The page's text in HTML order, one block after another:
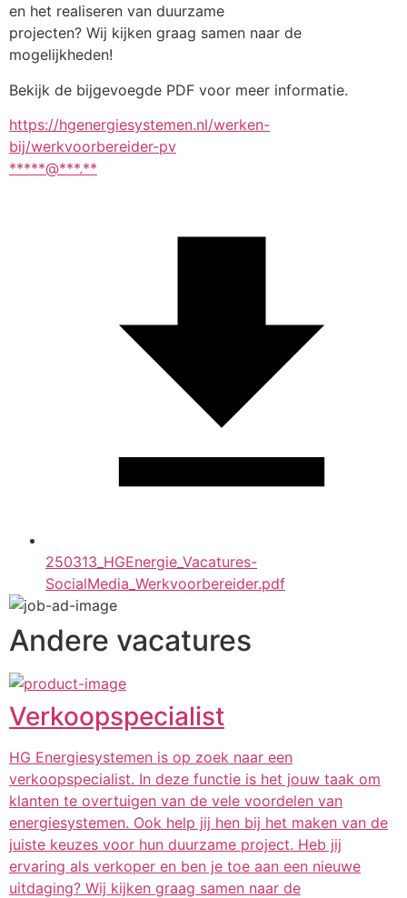
en het realiseren van duurzame
projecten? Wij kijken graag samen naar de
mogelijkheden!
Bekijk de bijgevoegde PDF voor meer informatie.
https://hgenergiesystemen.nl/werken-
bij/werkvoorbereider-pv
*****@***.**
250313_HGEnergie_Vacatures-
SocialMedia_Werkvoorbereider.pdf
Andere vacatures
Verkoopspecialist
HG Energiesystemen is op zoek naar een
verkoopspecialist. In deze functie is het jouw taak om
klanten te overtuigen van de vele voordelen van
energiesystemen. Ook help jij hen bij het maken van de
juiste keuzes voor hun duurzame project. Heb jij
ervaring als verkoper en ben je toe aan een nieuwe
uitdaging? Wij kijken graag samen naar de